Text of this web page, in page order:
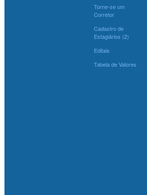
Torne-se um
Corretor
Cadastro de
Estagiários (2)
Editais
Tabela de Valores